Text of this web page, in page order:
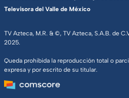
TV Azteca, M.R. & ©, TV Azteca, S.A.B. de
2025.
Queda prohibida la reproducción total o
expresa y por escrito de su titular.
Televisora del Valle de México